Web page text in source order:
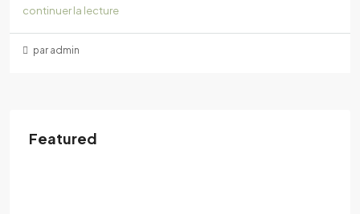
continuer la lecture
par admin
Featured